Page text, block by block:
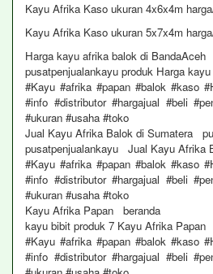
Kayu Afrika Kaso ukuran 4x6x4m
Kayu Afrika Kaso ukuran 5x7x4m
Harga kayu afrika balok di
pusatpenjualankayu produk Harga
#Kayu #afrika #papan #balok #kaso
#info #distributor #hargajual #beli
#ukuran #usaha #toko
Jual Kayu Afrika Balok di Sumatera
pusatpenjualankayu Jual Kayu Afrika
#Kayu #afrika #papan #balok #kaso
#info #distributor #hargajual #beli
#ukuran #usaha #toko
Kayu Afrika Papan beranda
kayu bibit produk 7 Kayu Afrika Papan
#Kayu #afrika #papan #balok #kaso
#info #distributor #hargajual #beli